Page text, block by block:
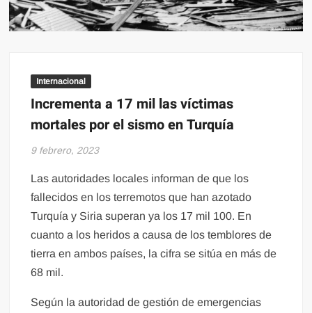
Internacional
Incrementa a 17 mil las víctimas
mortales por el sismo en Turquía
9 febrero, 2023
Las autoridades locales informan de que los
fallecidos en los terremotos que han azotado
Turquía y Siria superan ya los 17 mil 100. En
cuanto a los heridos a causa de los temblores de
tierra en ambos países, la cifra se sitúa en más de
68 mil.
Según la autoridad de gestión de emergencias